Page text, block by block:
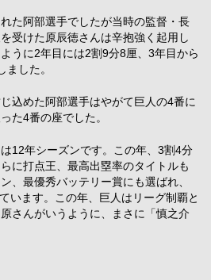
た阿部選手でしたが当時の監督・長
受けた原辰徳さんは辛抱強く起用し
うに2年目には2割9分8厘、3年目から
した。
込めた阿部選手はやがて巨人の4番に
た4番の座でした。
12年シーズンです。この年、3割4分
に打点王、最高出塁率のタイトルも
、最優秀バッテリー賞にも選ばれ、
います。この年、巨人はリーグ制覇と
さんがいうように、まさに「慎之介